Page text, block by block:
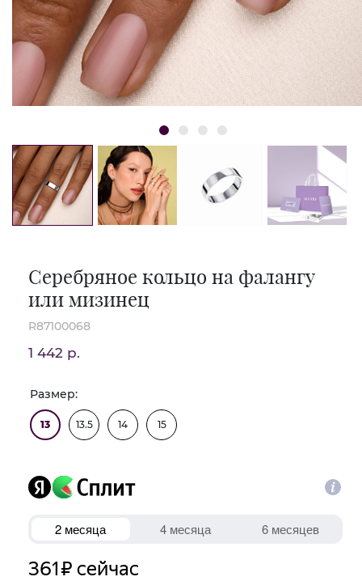
Серебряное кольцо на фалангу
или мизинец
R87100068
1 442 р.
Размер:
13 13.5 14 15